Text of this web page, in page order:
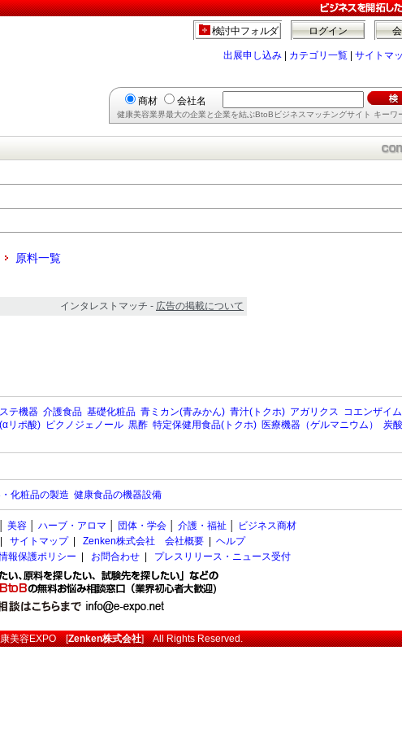
ログイン
検討中フォルダ
出展申し込み カテゴリ一覧 サイトマ
商材 会社名
健康美容業界最大の企業と企業を結ぶBtoBビジネスマッチングサイト キーワ
原料一覧
インタレストマッチ - 広告の掲載について
テ機器 介護食品 基礎化粧品 青ミカン(青みかん) 青汁(トクホ) アガリクス コエンザイム
リポ酸) ピクノジェノール 黒酢 特定保健用食品(トクホ) 医療機器（ゲルマニウム） 炭
化粧品の製造 健康食品の機器設備
美容 ハーブ・アロマ 団体・学会 介護・福祉
ビジネス商材
サイトマップ| Zenken株式会社 会社概要
ヘルプ
報保護ポリシー お問合わせ プレスリリース・ニュース受付
美容EXPO[Zenken株式会社] All Rights Reserved.